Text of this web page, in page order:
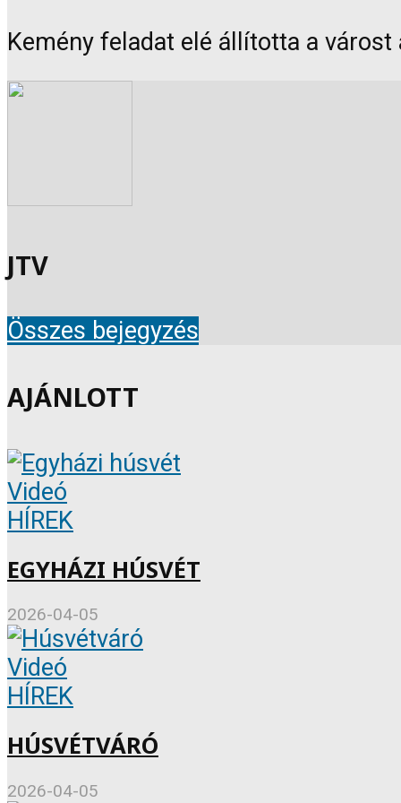
Kemény feladat elé állította a
JTV
Összes bejegyzés
AJÁNLOTT
Videó
HÍREK
EGYHÁZI HÚSVÉT
2026-04-05
Videó
HÍREK
HÚSVÉTVÁRÓ
2026-04-05